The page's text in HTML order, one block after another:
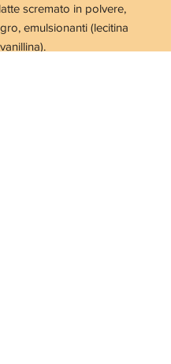
scremato in polvere,
emulsionanti (lecitina
.